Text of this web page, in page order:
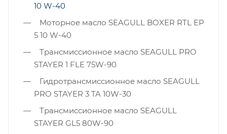
10 W-40
Моторное масло SEAGULL BOXER RTL EP
5 10 W-40
Трансмиссионное масло SEAGULL PRO
STAYER 1 FLE 75W-90
Гидротрансмиссионное масло SEAGULL
PRO STAYER 3 TA 10W-30
Tрансмиссионное масло SEAGULL
STAYER GL5 80W-90